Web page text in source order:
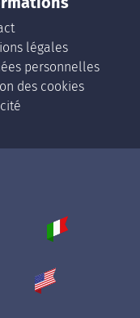
légales
personnelles
des cookies